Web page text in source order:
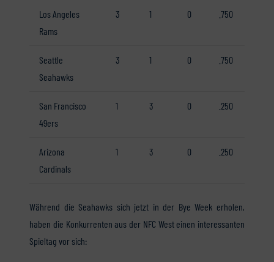
Los Angeles
Rams
3 1 0 .750
Seattle
Seahawks
3 1 0 .750
San Francisco
49ers
1 3 0 .250
Arizona
Cardinals
1 3 0 .250
Während die Seahawks sich jetzt in der Bye Week erholen,
haben die Konkurrenten aus der NFC West einen interessanten
Spieltag vor sich: